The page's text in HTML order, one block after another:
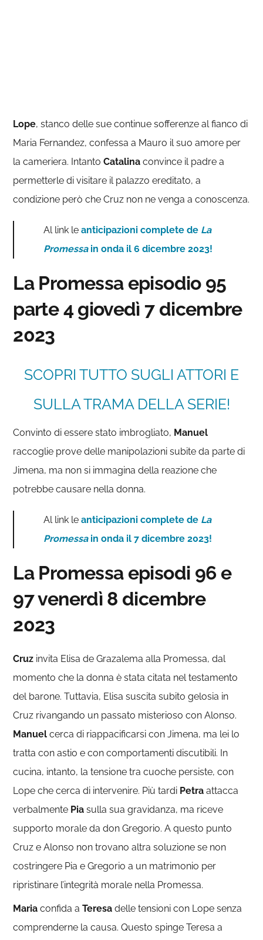
Lope, stanco delle sue continue sofferenze al fianco di
Maria Fernandez, confessa a Mauro il suo amore per
la cameriera. IntantoCatalina convince il padre a
permetterle di visitare il palazzo ereditato, a
condizione però che Cruz non ne venga a conoscenza.
Al link leanticipazioni complete de La
Promessa in onda il 6 dicembre 2023!
La Promessa episodio 95
parte 4 giovedì 7 dicembre
2023
SCOPRI TUTTO SUGLI ATTORI E
SULLA TRAMA DELLA SERIE!
Convinto di essere stato imbrogliato, Manuel
raccoglie prove delle manipolazioni subite da parte di
Jimena, ma non si immagina della reazione che
potrebbe causare nella donna.
Al link leanticipazioni complete de La
Promessa in onda il 7 dicembre 2023!
La Promessa episodi 96 e
97 venerdì 8 dicembre
2023
Cruz invita Elisa de Grazalema alla Promessa, dal
momento che la donna è stata citata nel testamento
del barone. Tuttavia, Elisa suscita subito gelosia in
Cruz rivangando un passato misterioso con Alonso.
Manuel cerca di riappacificarsi con Jimena, ma lei lo
tratta con astio e con comportamenti discutibili. In
cucina, intanto, la tensione tra cuoche persiste, con
Lope che cerca di intervenire. Più tardi Petra attacca
verbalmente Pia sulla sua gravidanza, ma riceve
supporto morale da don Gregorio. A questo punto
Cruz e Alonso non trovano altra soluzione se non
costringere Pia e Gregorio a un matrimonio per
ripristinare l’integrità morale nella Promessa.
Maria confida aTeresa delle tensioni con Lope senza
comprenderne la causa. Questo spinge Teresa a